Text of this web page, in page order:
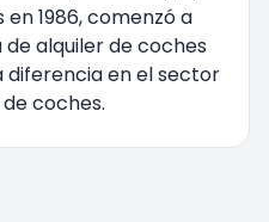
1986, comenzó a
alquiler de coches
en el sector
coches.